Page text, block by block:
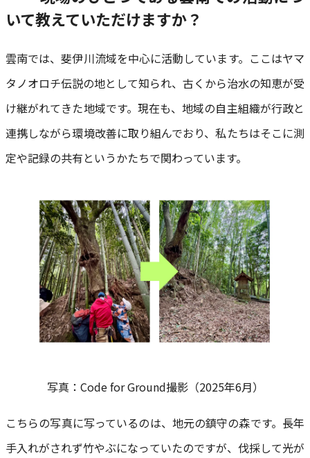
いて教えていただけますか？
雲南では、斐伊川流域を中心に活動しています。ここはヤマ
タノオロチ伝説の地として知られ、古くから治水の知恵が受
け継がれてきた地域です。現在も、地域の自主組織が行政と
連携しながら環境改善に取り組んでおり、私たちはそこに測
定や記録の共有というかたちで関わっています。
写真：Code for Ground撮影（2025年6月）
こちらの写真に写っているのは、地元の鎮守の森です。長年
手入れがされず竹やぶになっていたのですが、伐採して光が